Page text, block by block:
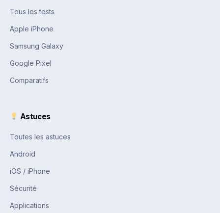
Tous les tests
Apple iPhone
Samsung Galaxy
Google Pixel
Comparatifs
Astuces
Toutes les astuces
Android
iOS / iPhone
Sécurité
Applications